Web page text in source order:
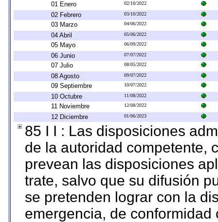
01 Enero 02/10/2022
02 Febrero 03/10/2022
03 Marzo 04/06/2022
04 Abril 05/06/2022
05 Mayo 06/09/2022
06 Junio 07/07/2022
07 Julio 08/05/2022
08 Agosto 09/07/2022
09 Septiembre 10/07/2022
10 Octubre 11/08/2022
11 Noviembre 12/08/2022
12 Diciembre 01/06/2023
85 I I : Las disposiciones
de la autoridad competente,
prevean las disposiciones
trate, salvo que su difusión
se pretenden lograr con la
emergencia, de